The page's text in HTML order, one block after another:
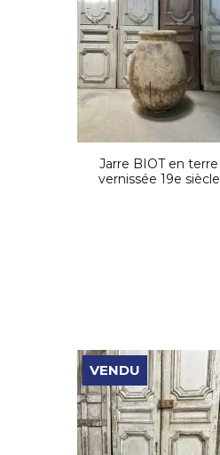
Jarre BIOT en terre
vernissée 19e siècle
VENDU